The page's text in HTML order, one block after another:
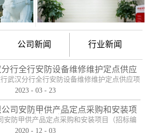
公司新闻 行业新闻
行全行安防设备维修维护定点供应
项目
武汉分行全行安防设备维修维护定点供应项
FW-2022-106），于2023年2月3日以公开招
2包的入围供应商。中标产品：防护舱
2023 - 03 - 23
司安防甲供产品定点采购和安装项
目——中标公告
安防甲供产品定点采购和安装项目（招标编
2020 - 12 - 03